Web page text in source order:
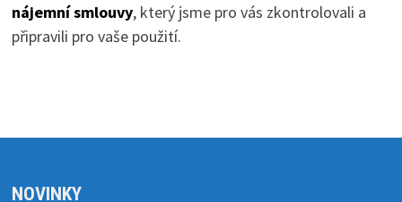
nájemní smlouvy, který jsme pro vás zkontrolovali a
připravili pro vaše použití.
NOVINKY